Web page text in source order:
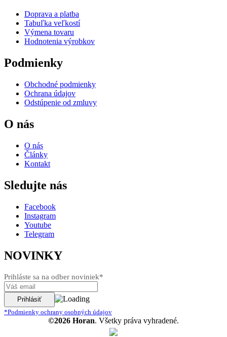
Doprava a platba
Tabuľka veľkostí
Výmena tovaru
Hodnotenia výrobkov
Podmienky
Obchodné podmienky
Ochrana údajov
Odstúpenie od zmluvy
O nás
O nás
Články
Kontakt
Sledujte nás
Facebook
Instagram
Youtube
Telegram
NOVINKY
Prihláste sa na odber noviniek*
*Podmienky ochrany osobných údajov
©2026 Horan. Všetky práva vyhradené.